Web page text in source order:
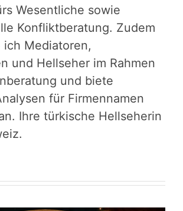
Wesentliche sowie
Konfliktberatung. Zudem
Mediatoren,
und Hellseher im Rahmen
und biete
für Firmennamen
Ihre türkische Hellseherin